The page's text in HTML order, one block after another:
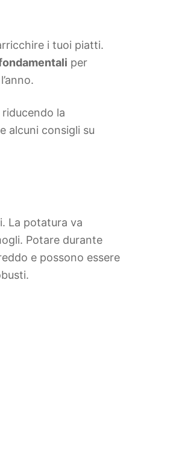
i tuoi piatti.
per
la
alcuni consigli su
La potatura va
Potare durante
e possono essere